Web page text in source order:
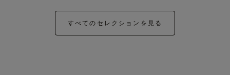
すべてのセレクションを見る